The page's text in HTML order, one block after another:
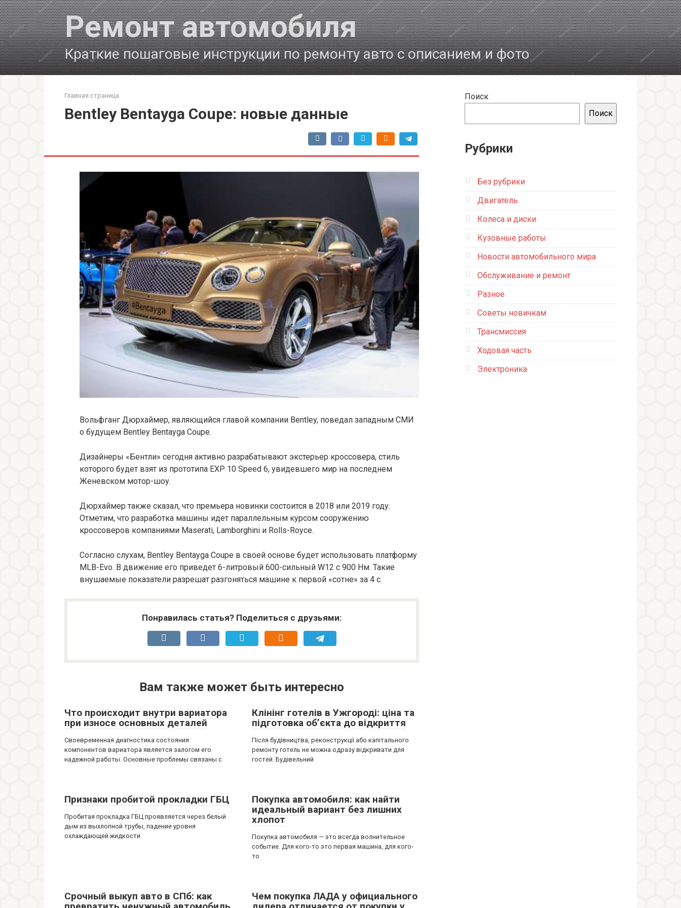
Перейти
к
контенту
Ремонт автомобиля
Краткие пошаговые инструкции по ремонту авто с описанием и фото
Главная страница
Bentley Bentayga Coupe: новые данные
Вольфганг Дюрхаймер, являющийся главой компании Bentley, поведал западным СМИ
о будущем Bentley Bentayga Coupe.
Дизайнеры «Бентли» сегодня активно разрабатывают экстерьер кроссовера, стиль
которого будет взят из прототипа EXP 10 Speed 6, увидевшего мир на последнем
Женевском мотор-шоу.
Дюрхаймер также сказал, что премьера новинки состоится в 2018 или 2019 году.
Отметим, что разработка машины идет параллельным курсом сооружению
кроссоверов компаниями Maserati, Lamborghini и Rolls-Royce.
Согласно слухам, Bentley Bentayga Coupe в своей основе будет использовать платформу
MLB-Evo. В движение его приведет 6-литровый 600-сильный W12 с 900 Нм. Такие
внушаемые показатели разрешат разгоняться машине к первой «сотне» за 4 с.
Понравилась статья? Поделиться с друзьями:
Вам также может быть интересно
Что происходит внутри вариатора
при износе основных деталей
Своевременная диагностика состояния
компонентов вариатора является залогом его
надежной работы. Основные проблемы связаны с
Клінінг готелів в Ужгороді: ціна та
підготовка об’єкта до відкриття
Після будівництва, реконструкції або капітального
ремонту готель не можна одразу відкривати для
гостей. Будівельний
Признаки пробитой прокладки ГБЦ
Пробитая прокладка ГБЦ проявляется через белый
дым из выхлопной трубы, падение уровня
охлаждающей жидкости
Покупка автомобиля: как найти
идеальный вариант без лишних
хлопот
Покупка автомобиля — это всегда волнительное
событие. Для кого-то это первая машина, для кого-
то
Срочный выкуп авто в СПб: как
Чем покупка ЛАДА у официального
Поиск
Поиск
Рубрики
Без рубрики
Двигатель
Колеса и диски
Кузовные работы
Новости автомобильного мира
Обслуживание и ремонт
Разное
Советы новичкам
Трансмиссия
Ходовая часть
Электроника